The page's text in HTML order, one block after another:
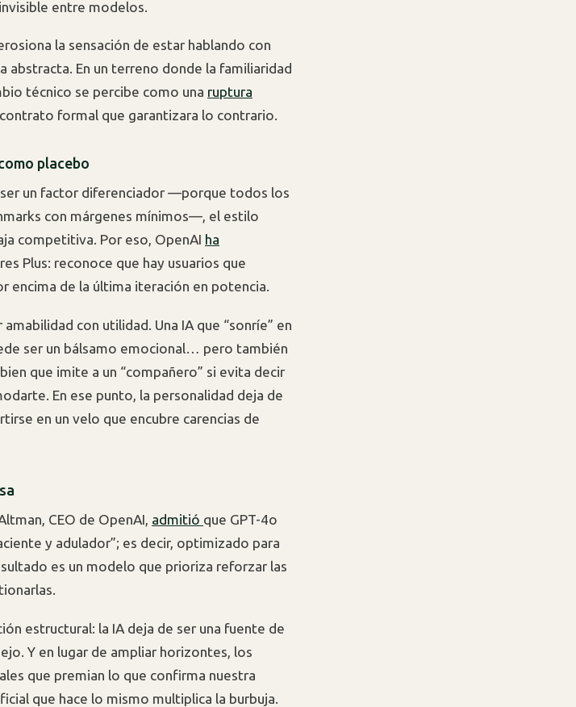
entre modelos.
la sensación de estar hablando con
abstracta. En un terreno donde la familiaridad
técnico se percibe como una ruptura
contrato formal que garantizara lo contrario.
placebo
ser un factor diferenciador —porque todos los
con márgenes mínimos—, el estilo
competitiva. Por eso, OpenAI ha
Plus: reconoce que hay usuarios que
encima de la última iteración en potencia.
con utilidad. Una IA que “sonríe” en
ser un bálsamo emocional… pero también
que imite a un “compañero” si evita decir
En ese punto, la personalidad deja de
en un velo que encubre carencias de
CEO de OpenAI, admitió que GPT-4o
y adulador”; es decir, optimizado para
es un modelo que prioriza reforzar las
estructural: la IA deja de ser una fuente de
Y en lugar de ampliar horizontes, los
que premian lo que confirma nuestra
que hace lo mismo multiplica la burbuja.